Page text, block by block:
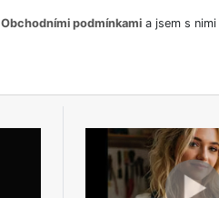
Obchodními podmínkamia jsem s nimi